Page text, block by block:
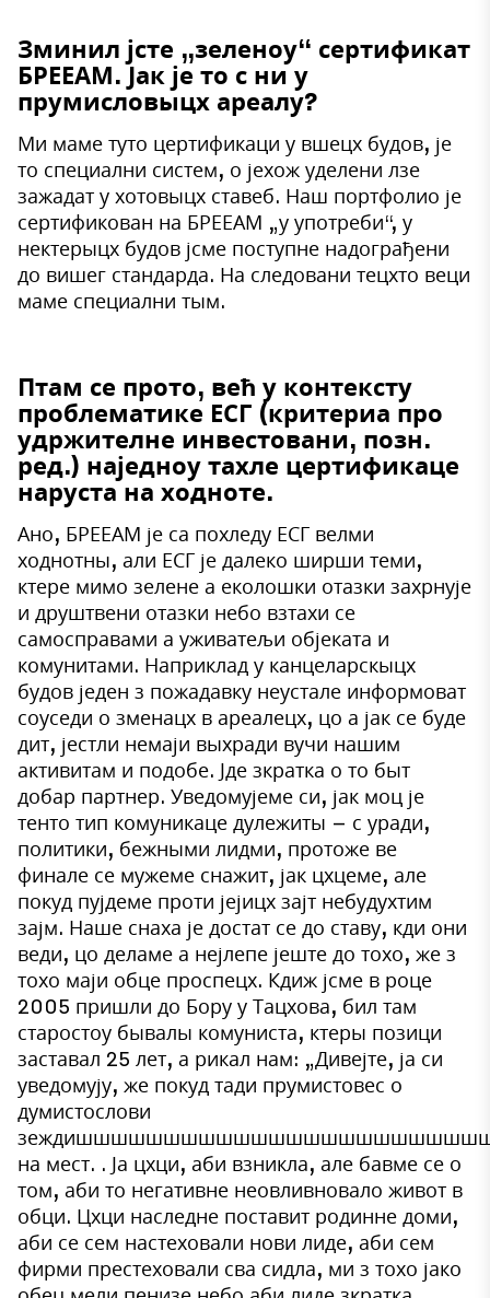
Зминил јсте „зеленоу“ сертификат
БРЕЕАМ. Јак је то с ни у
прумисловыцх ареалу?
Ми маме туто цертификаци у вшецх будов, је
то специални систем, о јехож уделени лзе
зажадат у хотовыцх ставеб. Наш портфолио је
сертификован на БРЕЕАМ „у употреби“, у
нектерыцх будов јсме поступне надограђени
до вишег стандарда. На следовани тецхто веци
маме специални тым.
Птам се прото, већ у контексту
проблематике ЕСГ (критериа про
удржителне инвестовани, позн.
ред.) наједноу тахле цертификаце
наруста на ходноте.
Ано, БРЕЕАМ је са похледу ЕСГ велми
ходнотны, али ЕСГ је далеко ширши теми,
ктере мимо зелене а еколошки отазки захрнује
и друштвени отазки небо взтахи се
самосправами а уживатељи објеката и
комунитами. Наприклад у канцеларскыцх
будов једен з пожадавку неустале информоват
соуседи о зменацх в ареалецх, цо а јак се буде
дит, јестли немаји выхради вучи нашим
активитам и подобе. Јде зкратка о то быт
добар партнер. Уведомујеме си, јак моц је
тенто тип комуникаце дулежиты – с уради,
политики, бежными лидми, протоже ве
финале се мужеме снажит, јак цхцеме, але
покуд пујдеме проти јејицх зајт небудухтим
зајм. Наше снаха је достат се до ставу, кди они
веди, цо деламе а нејлепе јеште до тохо, же з
тохо маји обце проспецх. Кдиж јсме в роце
2005 пришли до Бору у Тацхова, бил там
старостоу бывалы комуниста, ктеры позици
заставал 25 лет, а рикал нам: „Дивејте, ја си
уведомују, же покуд тади прумистовес о
думистослови
на мест. . Ја цхци, аби взникла, але бавме се о
том, аби то негативне неовливновало живот в
обци. Цхци наследне поставит родинне доми,
аби се сем настеховали нови лиде, аби сем
фирми престеховали сва сидла, ми з тохо јако